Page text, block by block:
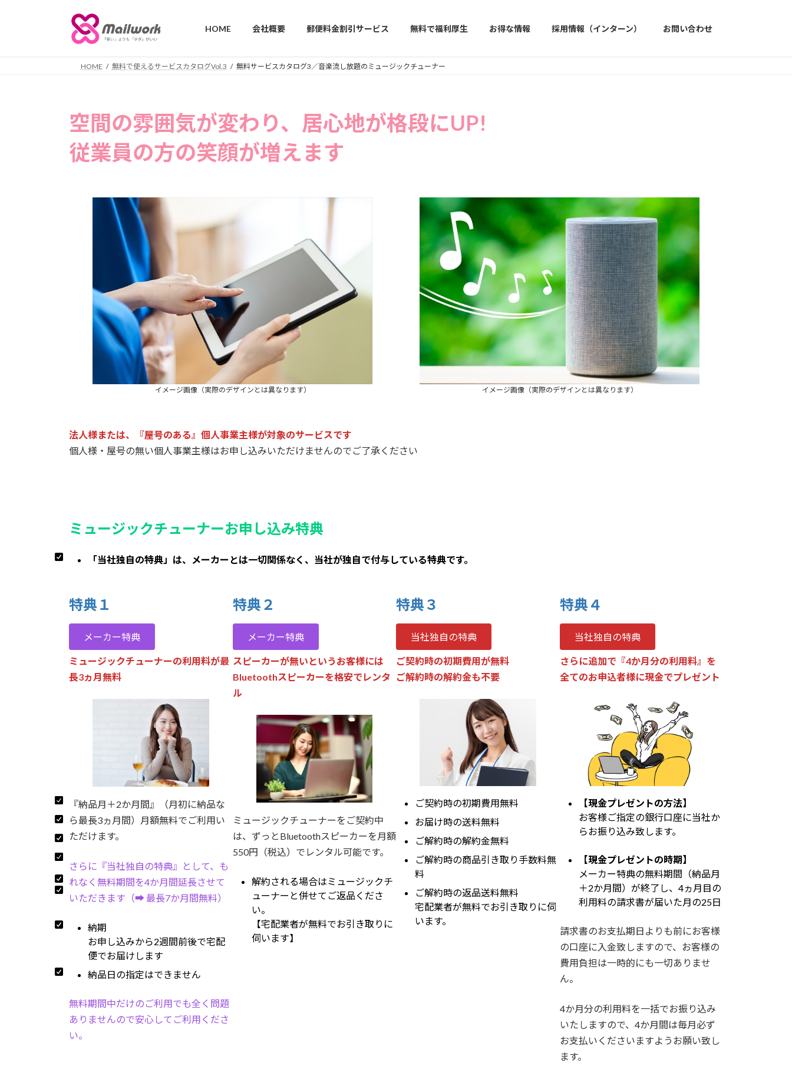
HOME 会社概要 郵便料金割引サービス 無料で福利厚生 お得な情報 採用情報（インターン） お問い合わせ
HOME 無料で使えるサービスカタログVol.3 無料サービスカタログ3／音楽流し放題のミュージックチューナー
空間の雰囲気が変わり、居心地が格段にUP!
従業員の方の笑顔が増えます
イメージ画像（実際のデザインとは異なります） イメージ画像（実際のデザインとは異なります）
法人様または、『屋号のある』個人事業主様が対象のサービスです
個人様・屋号の無い個人事業主様はお申し込みいただけませんのでご了承ください
ミュージックチューナーお申し込み特典
「当社独自の特典」は、メーカーとは一切関係なく、当社が独自で付与している特典です。
特典１
メーカー特典
ミュージックチューナーの利用料が最
長3ヵ月無料
『納品月＋2か月間』（月初に納品な
ら最長3ヵ月間）月額無料でご利用い
ただけます。
さらに『当社独自の特典』として、も
れなく無料期間を4か月間延長させて
いただきます（➡ 最長7か月間無料）
納期
お申し込みから2週間前後で宅配
便でお届けします
納品日の指定はできません
無料期間中だけのご利用でも全く問題
ありませんので安心してご利用くださ
い。
特典２
メーカー特典
スピーカーが無いというお客様には
Bluetoothスピーカーを格安でレンタ
ル
ミュージックチューナーをご契約中
は、ずっとBluetoothスピーカーを月額
550円（税込）でレンタル可能です。
解約される場合はミュージックチ
ューナーと併せてご返品くださ
い。
【宅配業者が無料でお引き取りに
伺います】
特典３
当社独自の特典
ご契約時の初期費用が無料
ご解約時の解約金も不要
ご契約時の初期費用無料
お届け時の送料無料
ご解約時の解約金無料
ご解約時の商品引き取り手数料無
料
ご解約時の返品送料無料
宅配業者が無料でお引き取りに伺
います。
特典４
当社独自の特典
さらに追加で『4か月分の利用料』 を
全てのお申込者様に現金でプレゼント
【現金プレゼントの方法】
お客様ご指定の銀行口座に当社か
らお振り込み致します。
【現金プレゼントの時期】
メーカー特典の無料期間（納品月
＋2か月間）が終了し、4ヵ月目の
利用料の請求書が届いた月の25日
請求書のお支払期日よりも前にお客様
の口座に入金致しますので、お客様の
費用負担は一時的にも一切ありませ
ん。
4か月分の利用料を一括でお振り込み
いたしますので、4か月間は毎月必ず
お支払いくださいますようお願い致し
ます。